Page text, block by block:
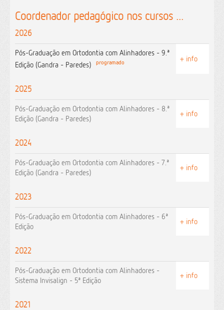
Coordenador pedagógico nos cursos ...
2026
Pós-Graduação em Ortodontia com Alinhadores - 9.ª
Edição (Gandra - Paredes)
programado + info
2025
Pós-Graduação em Ortodontia com Alinhadores - 8.ª
Edição (Gandra - Paredes)
+ info
2024
Pós-Graduação em Ortodontia com Alinhadores - 7.ª
Edição (Gandra - Paredes)
+ info
2023
Pós-Graduação em Ortodontia com Alinhadores - 6ª
Edição
+ info
2022
Pós-Graduação em Ortodontia com Alinhadores -
Sistema Invisalign - 5ª Edição
+ info
2021